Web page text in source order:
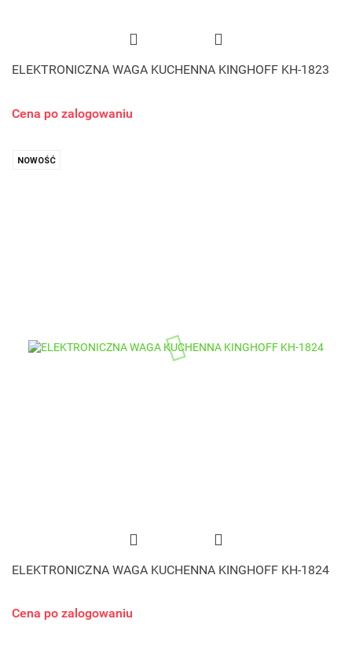
ELEKTRONICZNA WAGA KUCHENNA KINGHOFF KH-1823
Cena po zalogowaniu
NOWOŚĆ
ELEKTRONICZNA WAGA KUCHENNA KINGHOFF KH-1824
Cena po zalogowaniu